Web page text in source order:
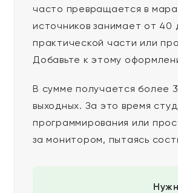
часто превращается в
источников занимает от
практической части или
Добавьте к этому
В сумме получается более
выходных. За это время
программирования или
за монитором, пытаясь